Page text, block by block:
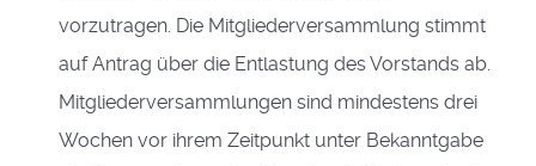
vorzutragen. Die Mitgliederversammlung stimmt
auf Antrag über die Entlastung des Vorstands ab.
Mitgliederversammlungen sind mindestens drei
Wochen vor ihrem Zeitpunkt unter Bekanntgabe